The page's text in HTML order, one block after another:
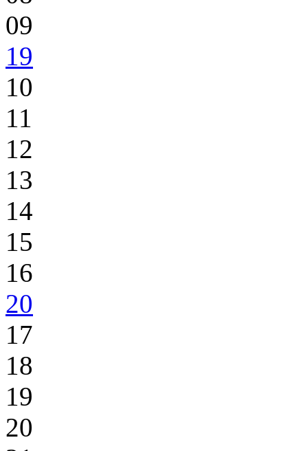
09
19
10
11
12
13
14
15
16
20
17
18
19
20